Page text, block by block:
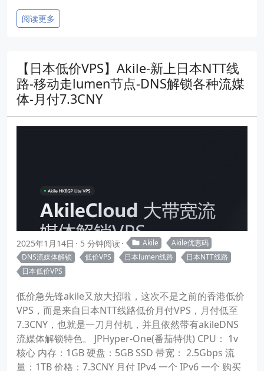
阅读更多
【日本低价VPS】Akile-新上日本NTT线
路-移动走lumen节点-DNS解锁各种流媒
体-月付7.3CNY
2025年1月14日 5 分钟阅读 Akile
Akile优惠码
DNS流媒体解锁
低价VPS 日本lumen线路
日本NTT线路
日本低价VPS
低价急先锋akile又放大招啦，这次不是之前的香港低价
VPS，而是来自日本NTT线路低价月付VPS，月付低至
7.3CNY，也就是一刀月付机，并且依然带有akileDNS
流媒体解锁特色。 JPHyper-One(番茄特供) CPU： 1v
核心 内存：1GB 硬盘：5GB SSD 带宽： 2.5Gbps 流
量：1TB 价格：7.3CNY 月付 IPv4 一个 IPv6 一个 购买